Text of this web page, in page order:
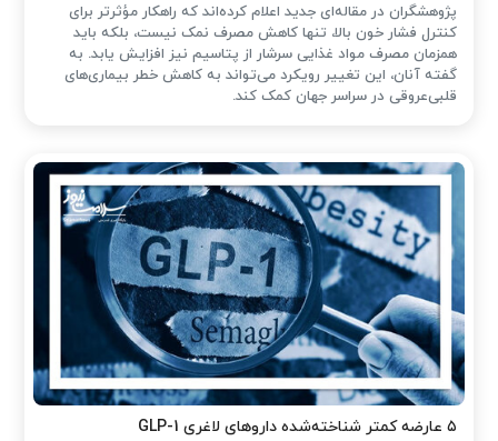
پژوهشگران در مقاله‌ای جدید اعلام کرده‌اند که راهکار مؤثرتر برای
کنترل فشار خون بالا، تنها کاهش مصرف نمک نیست، بلکه باید
همزمان مصرف مواد غذایی سرشار از پتاسیم نیز افزایش یابد. به
گفته آنان، این تغییر رویکرد می‌تواند به کاهش خطر بیماری‌های
قلبی‌عروقی در سراسر جهان کمک کند.
۵ عارضه کمتر شناخته‌شده داروهای لاغری GLP-1